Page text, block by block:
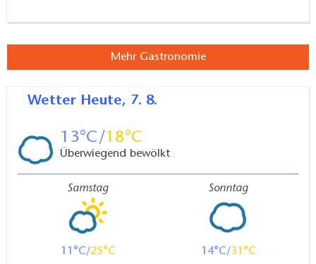
Mehr Gastronomie
Wetter Heute, 7. 8.
13 18
Überwiegend bewölkt
Samstag
11 25
Sonntag
14 31